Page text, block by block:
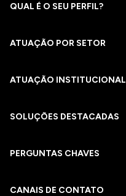
QUAL É O SEU PERFIL?
ATUAÇÃO POR SETOR
ATUAÇÃO INSTITUCIONAL
SOLUÇÕES DESTACADAS
PERGUNTAS CHAVES​
CANAIS DE CONTATO